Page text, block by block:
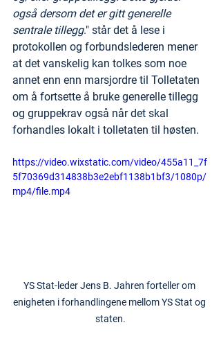
også dersom det er gitt generelle
sentrale tillegg." står det å lese i
protokollen og forbundslederen mener
at det vanskelig kan tolkes som noe
annet enn enn marsjordre til Tolletaten
om å fortsette å bruke generelle tillegg
og gruppekrav også når det skal
forhandles lokalt i tolletaten til høsten.
https://video.wixstatic.com/video/455a11_7f
5f70369d314838b3e2ebf1138b1bf3/1080p/
mp4/file.mp4
YS Stat-leder Jens B. Jahren forteller om
enigheten i forhandlingene mellom YS Stat og
staten.